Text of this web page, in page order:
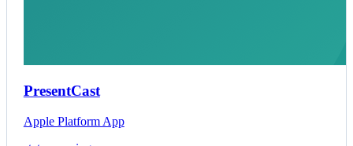
PresentCast
Apple Platform App